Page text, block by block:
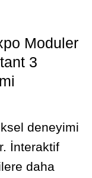
deneyimi
İnteraktif
daha